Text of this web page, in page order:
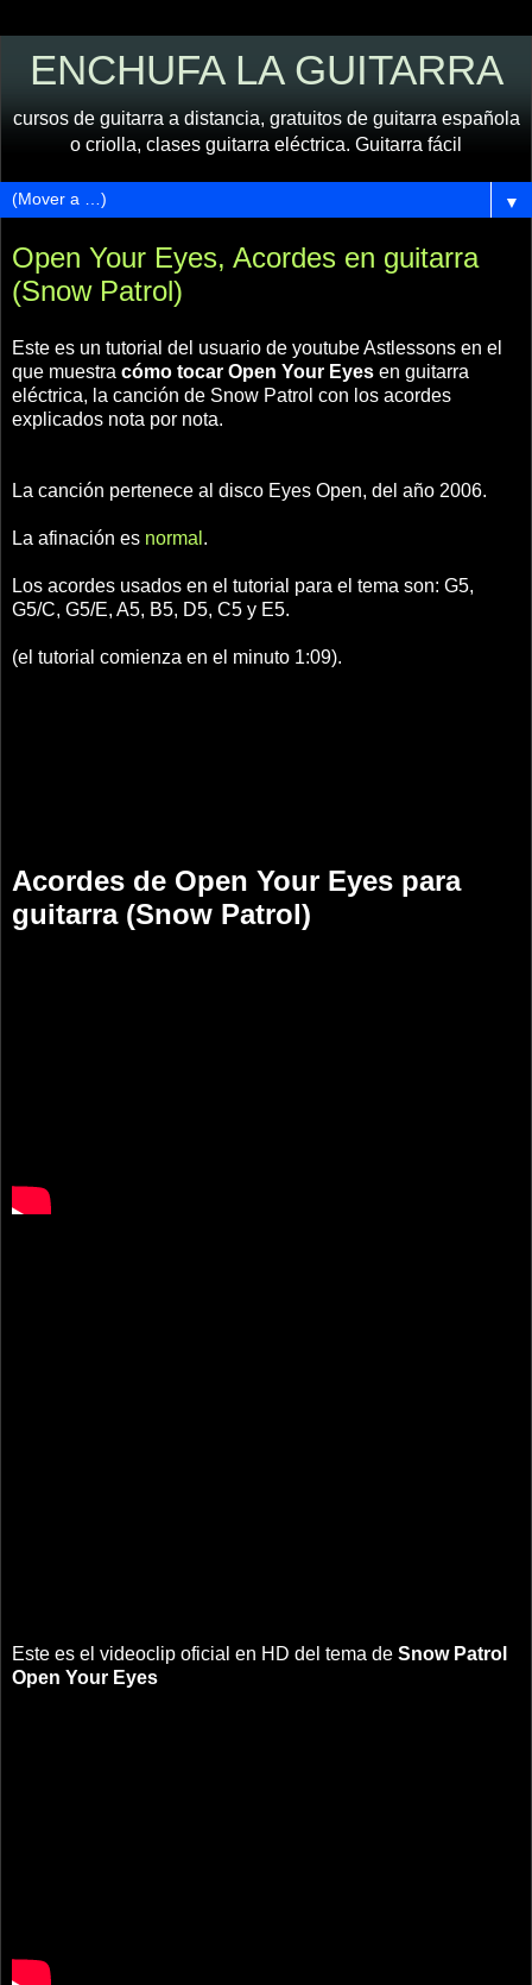
ENCHUFA LA GUITARRA
cursos de guitarra a distancia, gratuitos de guitarra española
o criolla, clases guitarra eléctrica. Guitarra fácil
▼
Open Your Eyes, Acordes en guitarra
(Snow Patrol)
Este es un tutorial del usuario de youtube Astlessons en el
que muestra cómo tocar Open Your Eyes en guitarra
eléctrica, la canción de Snow Patrol con los acordes
explicados nota por nota.
La canción pertenece al disco Eyes Open, del año 2006.
La afinación es normal .
Los acordes usados en el tutorial para el tema son: G5,
G5/C, G5/E, A5, B5, D5, C5 y E5.
(el tutorial comienza en el minuto 1:09).
Acordes de Open Your Eyes para
guitarra (Snow Patrol)
Este es el videoclip oficial en HD del tema de Snow Patrol
Open Your Eyes